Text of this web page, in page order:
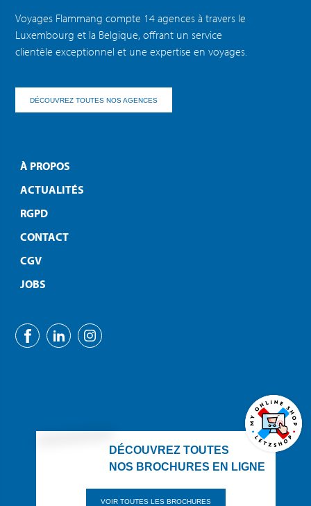
Voyages Flammang compte 14 agences à travers le
Luxembourg et la Belgique, offrant un service
clientèle exceptionnel et une expertise en voyages.
DÉCOUVREZ TOUTES NOS AGENCES
À PROPOS
ACTUALITÉS
RGPD
CONTACT
CGV
JOBS
DÉCOUVREZ TOUTES
NOS BROCHURES EN LIGNE
VOIR TOUTES LES BROCHURES